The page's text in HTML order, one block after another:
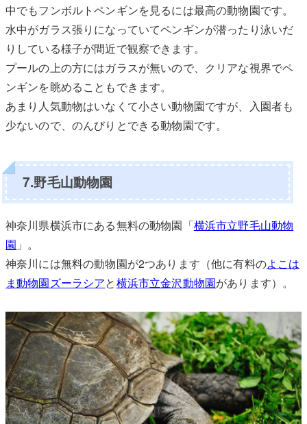
中でもフンボルトペンギンを見るには最高の動物園です。
水中がガラス張りになっていてペンギンが潜ったり泳いだ
りしている様子が間近で観察できます。
プールの上の方にはガラスが無いので、クリアな視界でペ
ンギンを眺めることもできます。
あまり人気動物はいなくて小さい動物園ですが、入園者も
少ないので、のんびりとできる動物園です。
7.野毛山動物園
神奈川県横浜市にある無料の動物園「横浜市立野毛山動物
園 」。
神奈川には無料の動物園が2つあります（他に有料のよこは
ま動物園ズーラシアと横浜市立金沢動物園があります）。